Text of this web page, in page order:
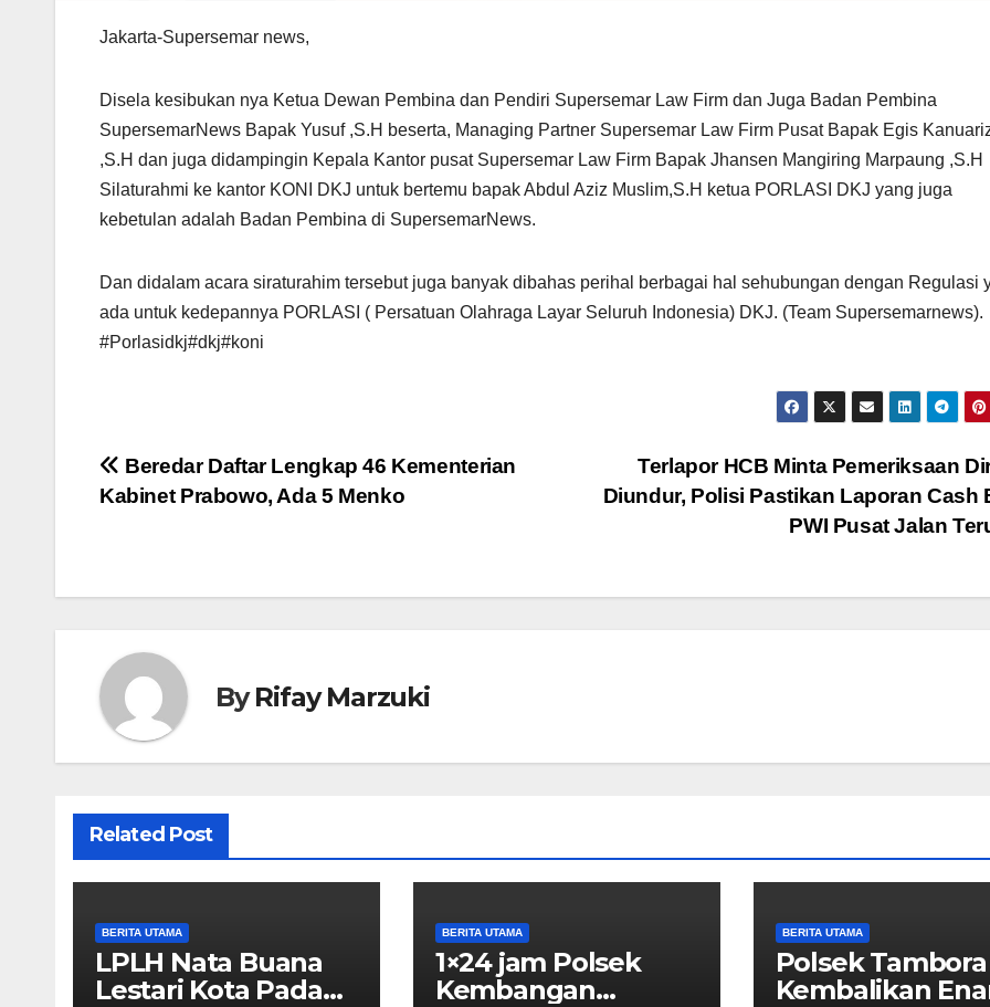
Jakarta-Supersemar news,
Disela kesibukan nya Ketua Dewan Pembina dan Pendiri Supersemar Law Firm dan Juga Badan Pembina
SupersemarNews Bapak Yusuf ,S.H beserta, Managing Partner Supersemar Law Firm Pusat Bapak Egis
,S.H dan juga didampingin Kepala Kantor pusat Supersemar Law Firm Bapak Jhansen Mangiring Marpaung ,S.H
Silaturahmi ke kantor KONI DKJ untuk bertemu bapak Abdul Aziz Muslim,S.H ketua PORLASI DKJ yang juga
kebetulan adalah Badan Pembina di SupersemarNews.
Dan didalam acara siraturahim tersebut juga banyak dibahas perihal berbagai hal sehubungan dengan Regulasi
ada untuk kedepannya PORLASI ( Persatuan Olahraga Layar Seluruh Indonesia) DKJ. (Team Supersemarnews).
#Porlasidkj#dkj#koni
Navigasi
Terlapor HCB Minta Pemeriksaan
Diundur, Polisi Pastikan Laporan Cash
PWI Pusat Jalan
Beredar Daftar Lengkap 46 Kementerian
Kabinet Prabowo, Ada 5 Menko
ByRifay Marzuki
Related Post
BERITA UTAMA
LPLH Nata Buana
Lestari Kota Padang
BERITA UTAMA
1×24 jam Polsek
Kembangan
BERITA UTAMA
Polsek Tambora
Kembalikan